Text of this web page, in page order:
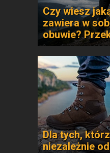
Czy wiesz
zawiera w
obuwie?
Dla tych,
niezależnie